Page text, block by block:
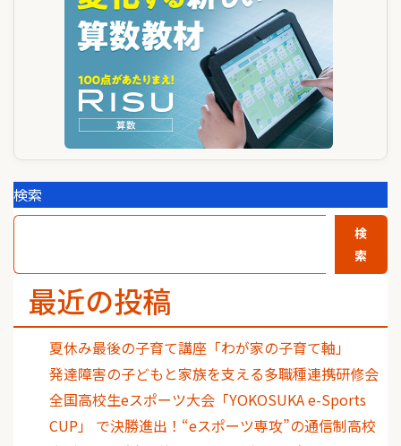
検索
検
索
最近の投稿
夏休み最後の子育て講座「わが家の子育て軸」
発達障害の子どもと家族を支える多職種連携研修会
全国高校生eスポーツ大会「YOKOSUKA e-Sports
CUP」 で決勝進出！“eスポーツ専攻”の通信制高校